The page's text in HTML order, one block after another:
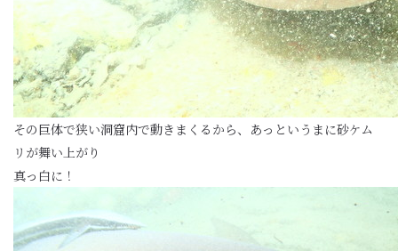
その巨体で狭い洞窟内で動きまくるから、あっというまに砂ケム
リが舞い上がり
真っ白に！